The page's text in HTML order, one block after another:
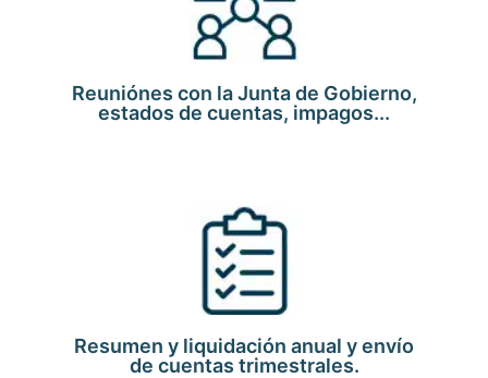
Reuniónes con la Junta de Gobierno,
estados de cuentas, impagos...
Resumen y liquidación anual y envío
de cuentas trimestrales.